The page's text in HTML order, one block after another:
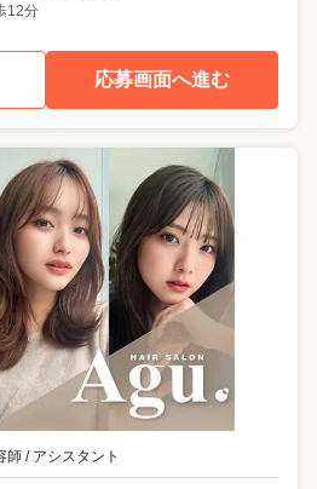
12分
応募画面へ進む
師 / アシスタント